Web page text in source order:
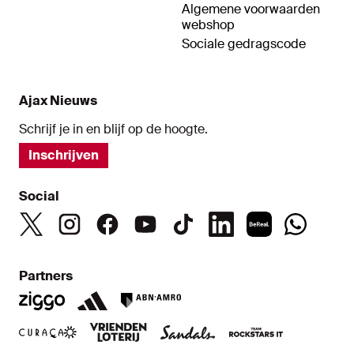
Algemene voorwaarden
webshop
Sociale gedragscode
Ajax Nieuws
Schrijf je in en blijf op de hoogte.
Inschrijven
Social
Partners